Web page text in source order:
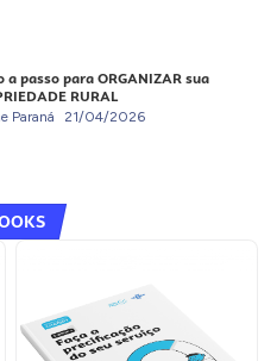
a passo para ORGANIZAR sua
RURAL
Paraná 21/04/2026